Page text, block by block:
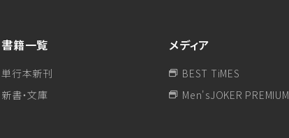
書籍一覧
単行本新刊
新書・文庫
メディア
BEST TiMES
Men'sJOKER PREMIUM